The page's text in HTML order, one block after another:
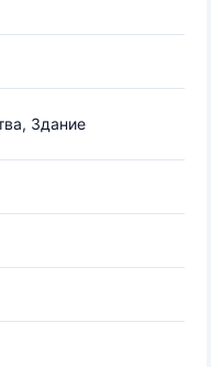
Здание